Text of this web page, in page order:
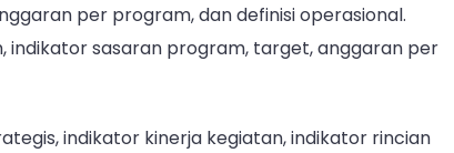
per program, dan definisi operasional.
indikator sasaran program, target, anggaran per
indikator kinerja kegiatan, indikator rincian